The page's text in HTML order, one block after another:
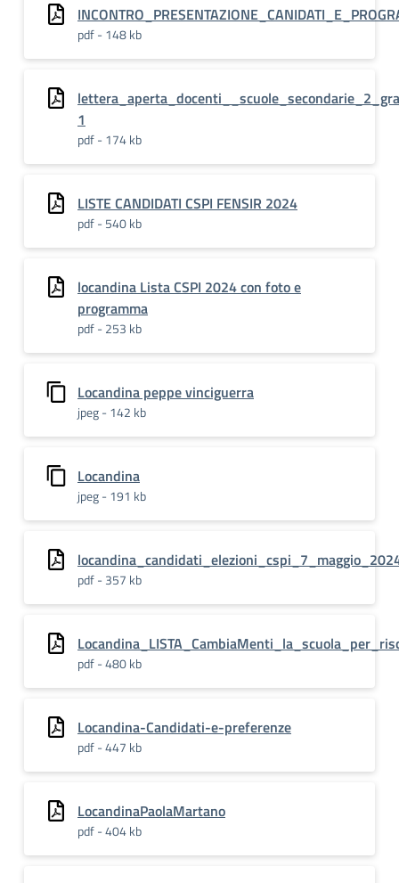
pdf - 148 kb
1
pdf - 174 kb
LISTE CANDIDATI CSPI FENSIR 2024
pdf - 540 kb
locandina Lista CSPI 2024 con foto e
programma
pdf - 253 kb
Locandina peppe vinciguerra
jpeg - 142 kb
Locandina
jpeg - 191 kb
pdf - 357 kb
pdf - 480 kb
Locandina-Candidati-e-preferenze
pdf - 447 kb
LocandinaPaolaMartano
pdf - 404 kb